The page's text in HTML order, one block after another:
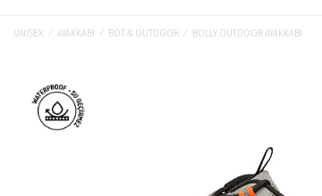
UNISEX AYAKKABI BOT & OUTDOOR BOLLY OUTDOOR AYAKKABI